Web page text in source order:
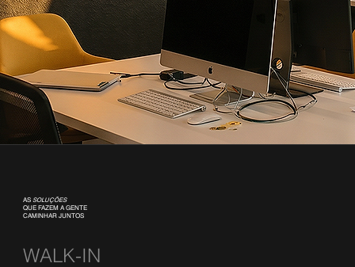
AS SOLUÇÕES
QUE FAZEM A GENTE
CAMINHAR JUNTOS
WALK-IN